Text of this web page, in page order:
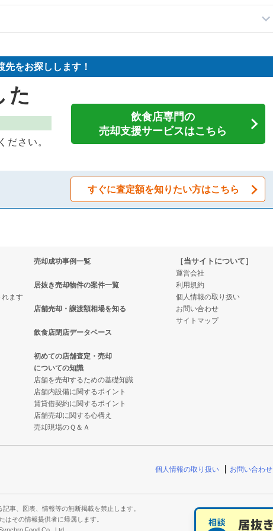
先をお探しします！
た
ださい。
飲食店専門の
売却支援サービスはこちら
すぐに査定額を知りたい方はこちら
ます
売却成功事例一覧
居抜き売却物件の案件一覧
店舗売却・譲渡額相場を知る
飲食店閉店データベース
初めての店舗査定・売却
についての知識
店舗を売却するための基礎知識
店舗内設備に関するポイント
賃貸借契約に関するポイント
店舗売却に関する心構え
売却現場のＱ＆Ａ
［当サイトについて］
運営会社
利用規約
個人情報の取り扱い
お問い合わせ
サイトマップ
個人情報の取り扱い
お問い合わせ
事、図表、情報等の無断掲載を禁止します。
はその情報提供者に帰属します。